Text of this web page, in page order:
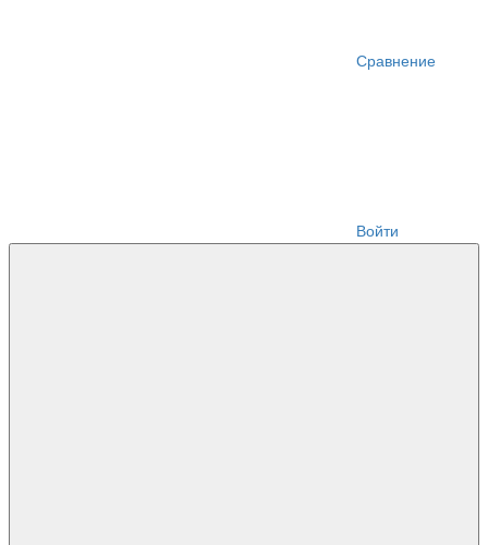
Сравнение
Войти